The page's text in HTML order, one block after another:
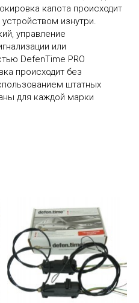
капота происходит
изнутри.
управление
или
DefenTime PRO
происходит без
штатных
для каждой марки